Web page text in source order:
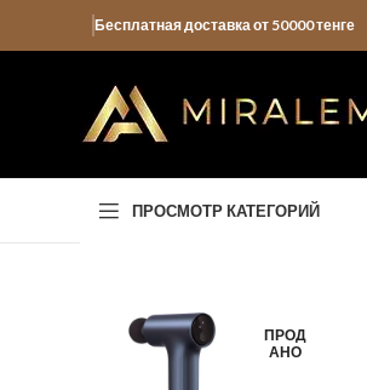
Бесплатная доставка от 50000 тенге
ПРОСМОТР КАТЕГОРИЙ
ПРОД
АНО